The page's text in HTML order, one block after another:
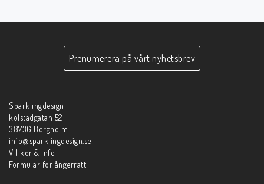
Prenumerera på vårt nyhetsbrev
Sparklingdesign
kolstadgatan 52
38736 Borgholm
info@sparklingdesign.se
Villkor & info
Formulär för ångerrätt